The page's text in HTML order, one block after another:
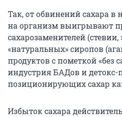
Так, от обвинений сахара
на организм выигрывают
сахарозаменителей (стевии,
«натуральных» сиропов
продуктов с пометкой «без
индустрия БАДов и детокс-
позиционирующих сахар
Избыток сахара